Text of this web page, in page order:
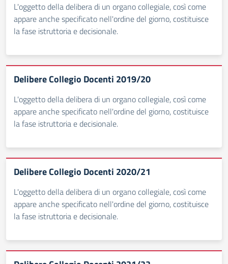
L'oggetto della delibera di un organo collegiale, così come
appare anche specificato nell'ordine del giorno, costituisce
la fase istruttoria e decisionale.
Delibere Collegio Docenti 2019/20
L'oggetto della delibera di un organo collegiale, così come
appare anche specificato nell'ordine del giorno, costituisce
la fase istruttoria e decisionale.
Delibere Collegio Docenti 2020/21
L'oggetto della delibera di un organo collegiale, così come
appare anche specificato nell'ordine del giorno, costituisce
la fase istruttoria e decisionale.